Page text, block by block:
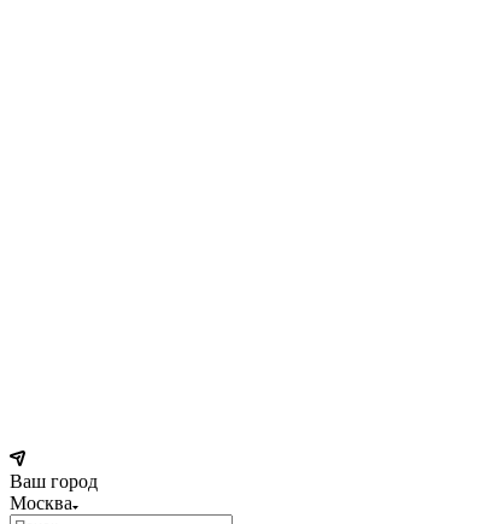
Ваш город
Москва